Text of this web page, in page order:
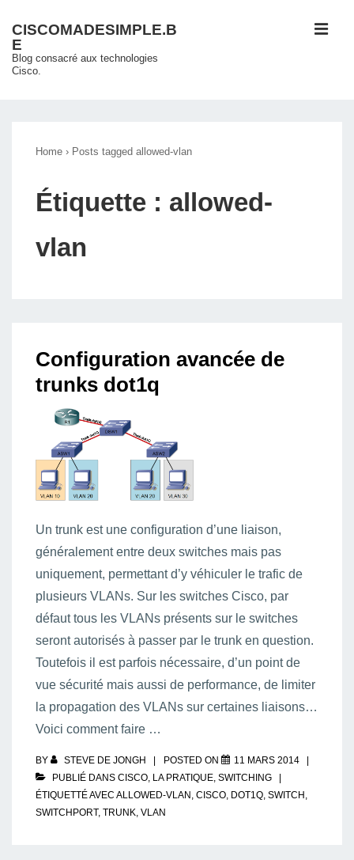
passer
au
contenu
CISCOMADESIMPLE.B
E
Blog consacré aux technologies
Cisco.
Home › Posts tagged allowed-vlan
Étiquette : allowed-
vlan
Configuration avancée de
trunks dot1q
Un trunk est une configuration d’une liaison,
généralement entre deux switches mais pas
uniquement, permettant d’y véhiculer le trafic de
plusieurs VLANs. Sur les switches Cisco, par
défaut tous les VLANs présents sur le switches
seront autorisés à passer par le trunk en question.
Toutefois il est parfois nécessaire, d’un point de
vue sécurité mais aussi de performance, de limiter
la propagation des VLANs sur certaines liaisons…
Voici comment faire …
BY STEVE DE JONGH POSTED ON
11 MARS 2014
PUBLIÉ DANS CISCO, LA PRATIQUE, SWITCHING
ÉTIQUETTÉ AVEC ALLOWED-VLAN, CISCO, DOT1Q, SWITCH,
SWITCHPORT, TRUNK, VLAN